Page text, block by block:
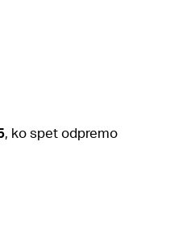
, ko spet odpremo